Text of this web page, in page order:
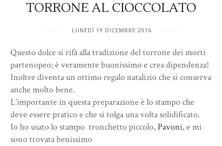
TORRONE AL CIOCCOLATO
LUNEDÌ 19 DICEMBRE 2016
Questo dolce si rifà alla tradizione del torrone dei morti
partenopeo; è veramente buonissimo e crea dipendenza!
Inoltre diventa un ottimo regalo natalizio che si conserva
anche molto bene.
L’importante in questa preparazione è lo stampo che
deve essere pratico e che si tolga una volta solidificato.
Io ho usato lo stampo tronchetto piccolo,Pavoni, e mi
sono trovata benissimo